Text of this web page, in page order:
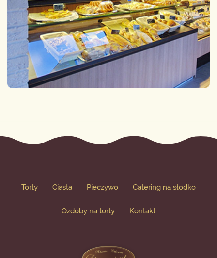
Torty Ciasta Pieczywo Catering na słodko
Ozdoby na torty Kontakt